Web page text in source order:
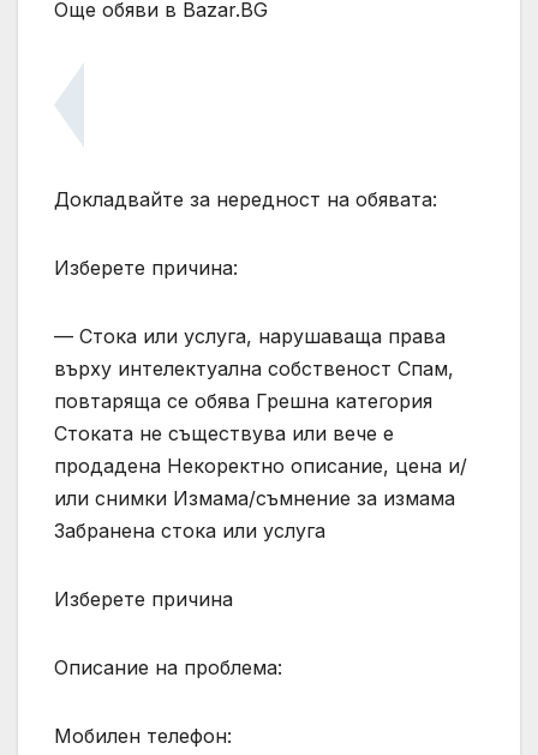
Още обяви в Bazar.BG
Докладвайте за нередност на обявата:
Изберете причина:
— Стока или услуга, нарушаваща права
върху интелектуална собственост Спам,
повтаряща се обява Грешна категория
Стоката не съществува или вече е
продадена Некоректно описание, цена и/
или снимки Измама/съмнение за измама
Забранена стока или услуга
Изберете причина
Описание на проблема:
Мобилен телефон: